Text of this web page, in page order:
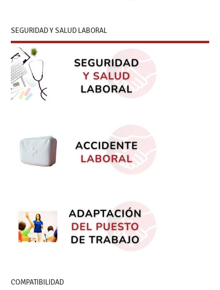
SEGURIDAD Y SALUD LABORAL
COMPATIBILIDAD